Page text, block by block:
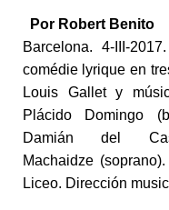
Por Robert Benito
Barcelona. 4-III-
comédie lyrique en
Louis Gallet y
Plácido Domingo
Damián del
Machaidze
Liceo. Dirección